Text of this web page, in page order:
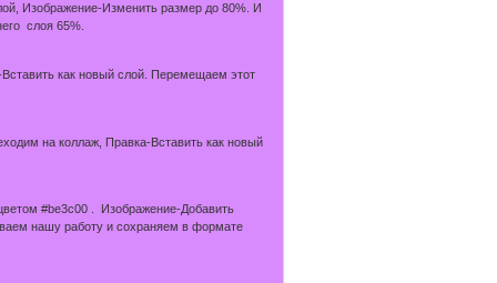
Изображение-Изменить размер до 80%. И
слоя 65%.
как новый слой. Перемещаем этот
на коллаж, Правка-Вставить как новый
#be3c00 . Изображение-Добавить
нашу работу и сохраняем в формате